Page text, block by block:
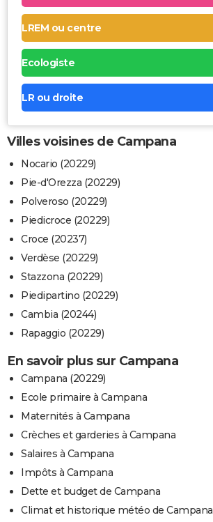
LREM ou centre
Ecologiste
LR ou droite
Villes voisines de Campana
Nocario (20229)
Pie-d'Orezza (20229)
Polveroso (20229)
Piedicroce (20229)
Croce (20237)
Verdèse (20229)
Stazzona (20229)
Piedipartino (20229)
Cambia (20244)
Rapaggio (20229)
En savoir plus sur Campana
Campana (20229)
Ecole primaire à Campana
Maternités à Campana
Crèches et garderies à Campana
Salaires à Campana
Impôts à Campana
Dette et budget de Campana
Climat et historique météo de Campana